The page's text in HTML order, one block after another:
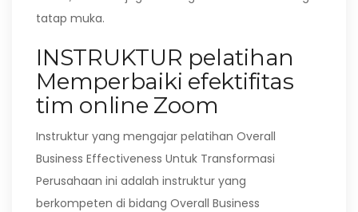
tatap muka.
INSTRUKTUR pelatihan
Memperbaiki efektifitas
tim online Zoom
Instruktur yang mengajar pelatihan Overall
Business Effectiveness Untuk Transformasi
Perusahaan ini adalah instruktur yang
berkompeten di bidang Overall Business